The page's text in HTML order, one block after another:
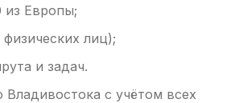
из Европы;
лиц);
и задач.
с учётом всех